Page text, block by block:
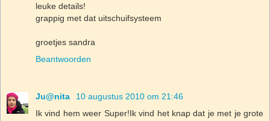
leuke details!
grappig met dat uitschuifsysteem
groetjes sandra
Beantwoorden
Ju@nita
10 augustus 2010 om 21:46
Ik vind hem weer Super!Ik vind het knap dat je met je grote